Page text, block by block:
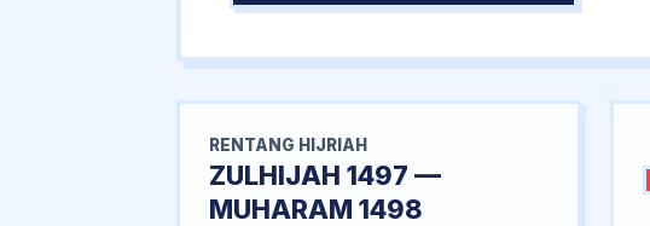
RENTANG HIJRIAH
ZULHIJAH 1497 —
MUHARAM 1498